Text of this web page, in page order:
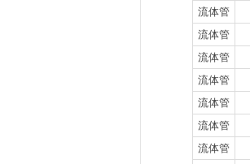
流体管
流体管
流体管
流体管
流体管
流体管
流体管